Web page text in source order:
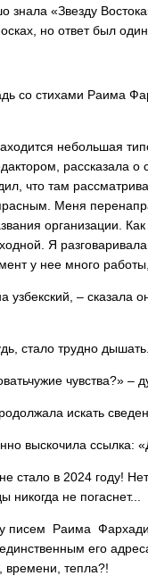
знала «Звезду
но ответ был
со стихами Раима
небольшая
рассказала
что там
Меня
организации.
Я
у нее много
узбекский, – сказала
стало трудно
чувства?» –
искать
выскочила ссылка:
стало в 2024 году!
никогда не погаснет...
писем Раима
его
времени, тепла?!